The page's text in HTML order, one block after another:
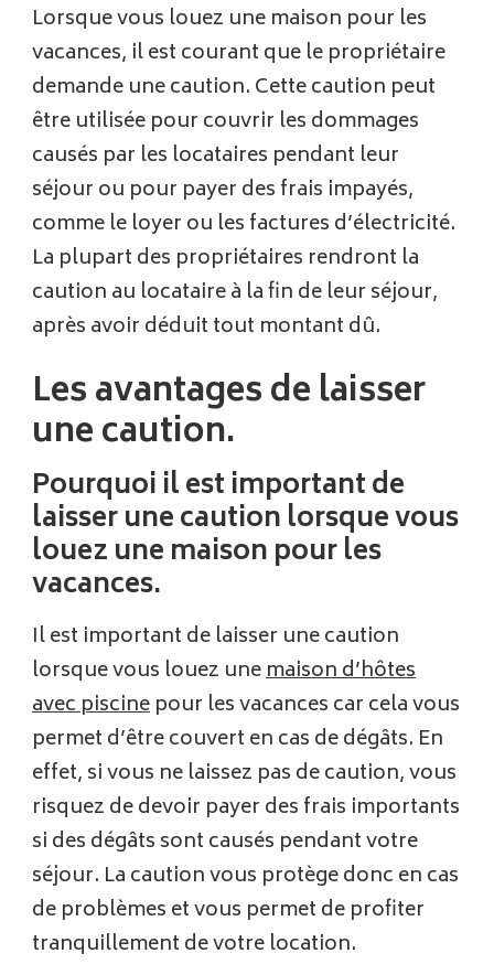
Lorsque vous louez une maison pour les
vacances, il est courant que le propriétaire
demande une caution. Cette caution peut
être utilisée pour couvrir les dommages
causés par les locataires pendant leur
séjour ou pour payer des frais impayés,
comme le loyer ou les factures d’électricité.
La plupart des propriétaires rendront la
caution au locataire à la fin de leur séjour,
après avoir déduit tout montant dû.
Les avantages de laisser
une caution.
Pourquoi il est important de
laisser une caution lorsque vous
louez une maison pour les
vacances.
Il est important de laisser une caution
lorsque vous louez unemaison d’hôtes
avec piscinepour les vacances car cela vous
permet d’être couvert en cas de dégâts. En
effet, si vous ne laissez pas de caution, vous
risquez de devoir payer des frais importants
si des dégâts sont causés pendant votre
séjour. La caution vous protège donc en cas
de problèmes et vous permet de profiter
tranquillement de votre location.